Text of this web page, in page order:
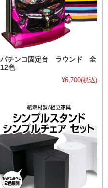
パチンコ固定台 ラウンド 全
12色
¥6,700(税込)